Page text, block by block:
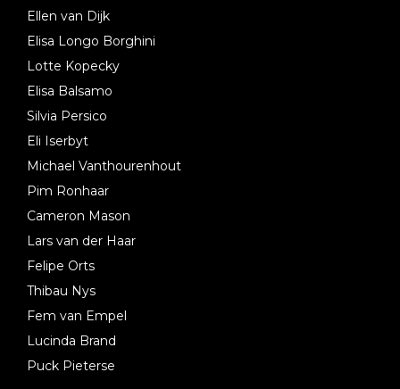
Ellen van Dijk
Elisa Longo Borghini
Lotte Kopecky
Elisa Balsamo
Silvia Persico
Eli Iserbyt
Michael Vanthourenhout
Pim Ronhaar
Cameron Mason
Lars van der Haar
Felipe Orts
Thibau Nys
Fem van Empel
Lucinda Brand
Puck Pieterse